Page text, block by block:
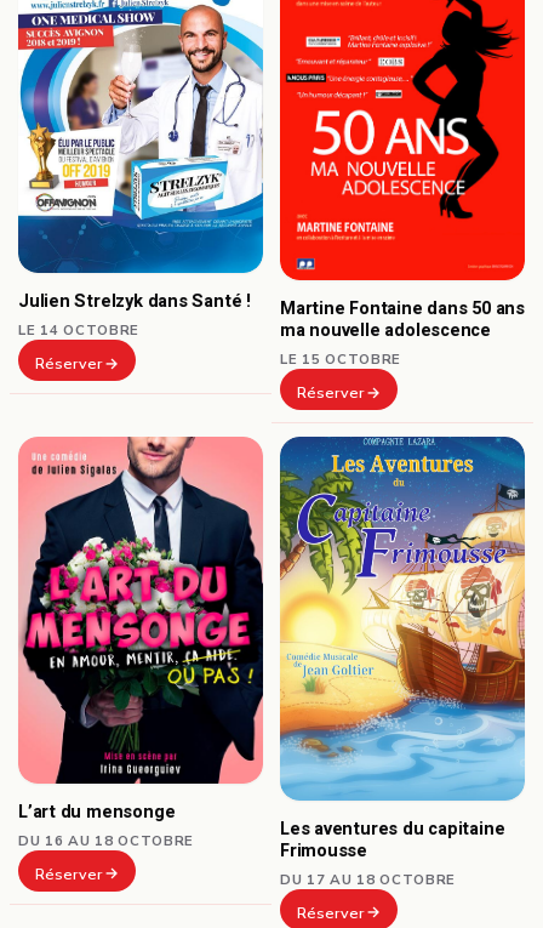
Julien Strelzyk dans Santé !
LE 14 OCTOBRE
Réserver
Martine Fontaine dans 50 ans
ma nouvelle adolescence
LE 15 OCTOBRE
Réserver
L’art du mensonge
DU 16 AU 18 OCTOBRE
Réserver
Les aventures du capitaine
Frimousse
DU 17 AU 18 OCTOBRE
Réserver